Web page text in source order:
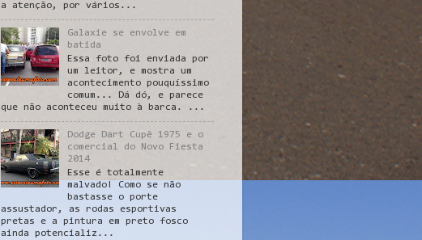
a atenção, por vários...
Galaxie se envolve em
batida
Essa foto foi enviada por
um leitor, e mostra um
acontecimento pouquíssimo
comum... Dá dó, e parece
que não aconteceu muito à barca. ...
Dodge Dart Cupê 1975 e o
comercial do Novo Fiesta
2014
Esse é totalmente
malvado! Como se não
bastasse o porte
assustador, as rodas esportivas
pretas e a pintura em preto fosco
ainda potencializ...